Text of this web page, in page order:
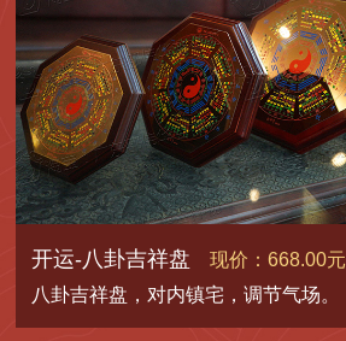
开运-八卦吉祥盘
现价：668.00元
八卦吉祥盘，对内镇宅，调节气场。